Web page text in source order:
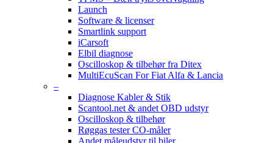
Launch
Software & licenser
Smartlink support
iCarsoft
Elbil diagnose
Oscilloskop & tilbehør fra Ditex
MultiEcuScan For Fiat Alfa & Lancia
–
Diagnose Kabler & Stik
Scantool.net & andet OBD udstyr
Oscilloskop & tilbehør
Røggas tester CO-måler
Andet måleudstyr til biler